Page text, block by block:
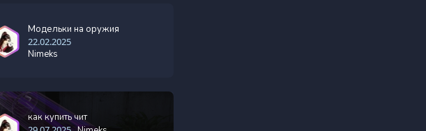
Модельки на оружия
22.02.2025
Nimeks
как купить чит